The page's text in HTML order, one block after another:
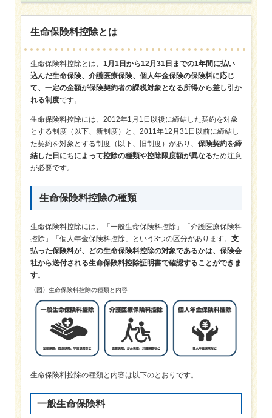
生命保険料控除とは
生命保険料控除とは、 1月1日から12月31日までの1年間に払い
込んだ生命保険、介護医療保険、個人年金保険の保険料に応じ
て、一定の金額が保険契約者の課税対象となる所得から差し引か
れる制度です。
生命保険料控除には、2012年1月1日以後に締結した契約を対象
とする制度（以下、新制度）と、2011年12月31日以前に締結し
た契約を対象とする制度（以下、旧制度）があり、 保険契約を締
結した日にちによって控除の種類や控除限度額が異なるため注意
が必要です。
生命保険料控除の種類
生命保険料控除には、「一般生命保険料控除」「介護医療保険料
控除」「個人年金保険料控除」という3つの区分があります。 支
払った保険料が、どの生命保険料控除の対象であるかは、保険会
社から送付される生命保険料控除証明書で確認することができま
す。
〈図〉生命保険料控除の種類と内容
生命保険料控除の種類と内容は以下のとおりです。
一般生命保険料